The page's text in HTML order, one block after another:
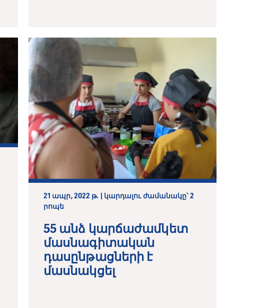
21 ապր, 2022 թ. | կարդալու ժամանակը՝ 2
րոպե
55 անձ կարճաժամկետ
մասնագիտական
դասընթացների է
մասնակցել